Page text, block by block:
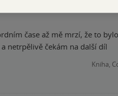
až mě mrzí, že to bylo tak
netrpělivě čekám na další díl
Kniha,